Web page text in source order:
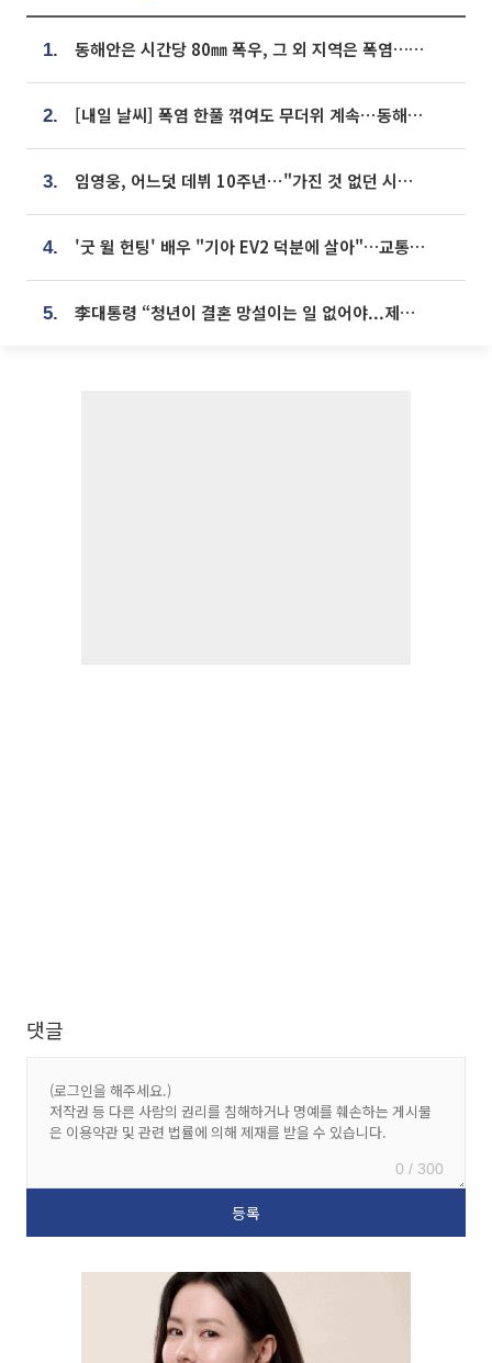
1. 동해안은 시간당 80㎜ 폭우, 그 외 지역은 폭염…‘극과 극 날씨’
2. [내일 날씨] 폭염 한풀 꺾여도 무더위 계속⋯동해안 이틀 연속 비
3. 임영웅, 어느덧 데뷔 10주년⋯"가진 것 없던 시절, 내 앞엔 20명의 팬뿐"
4. '굿 윌 헌팅' 배우 "기아 EV2 덕분에 살아"…교통사고 후 안전성 극찬
5. 李대통령 “청년이 결혼 망설이는 일 없어야...제도상 불이익 조사”
댓글
0 / 300